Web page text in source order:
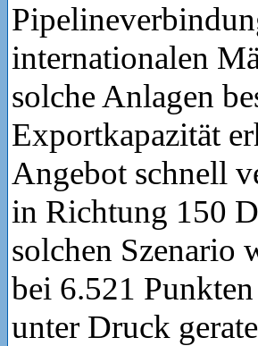
internationalen
solche Anlagen
Exportkapazität
Angebot schnell
in Richtung 150
solchen Szenario
bei 6.521
unter Druck